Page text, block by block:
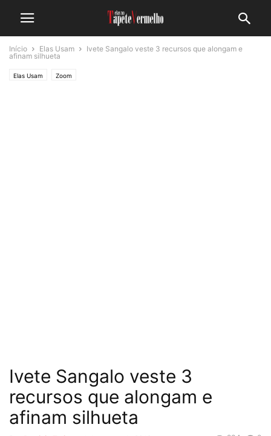
Início Elas Usam
Ivete Sangalo veste 3 recursos que alongam e
afinam silhueta
Elas Usam Zoom
Ivete Sangalo veste 3
recursos que alongam e
afinam silhueta